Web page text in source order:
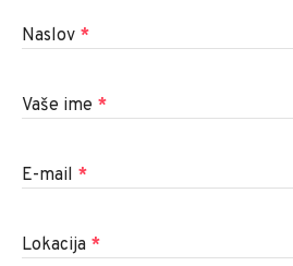
Naslov *
Vaše ime *
E-mail *
Lokacija *